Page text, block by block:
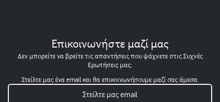
Επικοινωνήστε μαζί μας
Δεν μπορείτε να βρείτε τις απαντήσεις που ψάχνετε στις Συχνές
Ερωτήσεις μας;
Στείλτε μας ένα email και θα επικοινωνήσουμε μαζί σας άμεσα.
Στείλτε μας email